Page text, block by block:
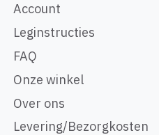
Account
Leginstructies
FAQ
Onze winkel
Over ons
Levering/Bezorgkosten